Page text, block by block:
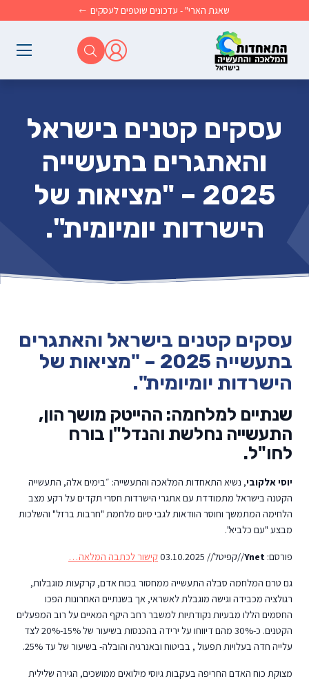
שאגת הארי" - עדכונים שוטפים לעסקים
עסקים קטנים בישראל
והאתגרים בתעשייה
2025 – "מציאות של
הישרדות יומיומית".
עסקים קטנים בישראל והאתגרים
בתעשייה 2025 – "מציאות של
הישרדות יומיומית".
שנתיים למלחמה: ההייטק מושך הון,
התעשייה נחלשת והנדל"ן בורח
לחו"ל.
יוסי אלקובי, נשיא התאחדות המלאכה והתעשייה: ״בימים אלה, התעשייה
הקטנה בישראל מתמודדת עם אתגרי הישרדות חסרי תקדים על רקע מצב
הלחימה המתמשך וחוסר הוודאות לגבי סיום מלחמת "חרבות ברזל" והשלכות
מבצע "עם כלביא".
פורסם: Ynet//קפיטל// 03.10.2025 קישור לכתבה המלאה…
גם טרם המלחמה סבלה התעשייה ממחסור בכוח אדם, קרקעות מוגבלות,
רגולציה מכבידה וגישה מוגבלת לאשראי, אך בשנתיים האחרונות הפכו
החסמים הללו מבעיות נקודתיות למשבר רחב היקף המאיים על רוב המפעלים
הקטנים. כ-30% מהם דיווחו על ירידה בהכנסות בשיעור של 15%-20% לצד
עלייה חדה בעלויות תפעול , בביטוח ובאנרגיה והובלה- בשיעור של עד 25%.
מצוקת כוח האדם החריפה בעקבות גיוסי מילואים ממושכים, הגירה שלילית